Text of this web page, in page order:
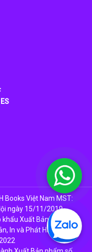
Books Việt Nam MST:
ngày 15/11/2019
Xuất Bản Phẩm số
In và Phát Hành ngày